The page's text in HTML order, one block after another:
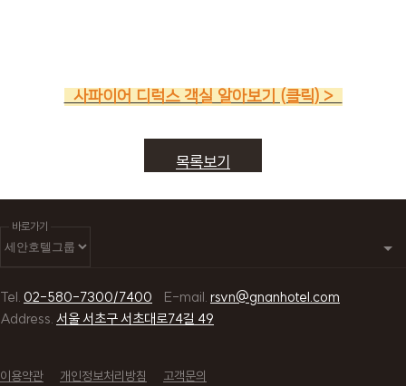
사파이어 디럭스 객실 알아보기 (클릭) >
목록보기
바로가기
Tel. 02-580-7300/7400 E-mail. rsvn@gnanhotel.com
Address. 서울 서초구 서초대로74길 49
이용약관 개인정보처리방침 고객문의